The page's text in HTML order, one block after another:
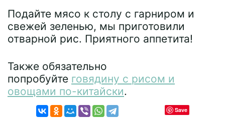
Подайте мясо к столу с гарниром и
свежей зеленью, мы приготовили
отварной рис. Приятного аппетита!
Также обязательно
попробуйте говядину с рисом и
овощами по-китайски.
Save